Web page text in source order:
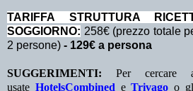
TA RIFFA STRUTTURA
SOGGIORNO: 258€ (prezzo totale
2 persone) - 129€ a persona
SUGGERIMENTI: Per cercare
usate HotelsCombined eTrivago o